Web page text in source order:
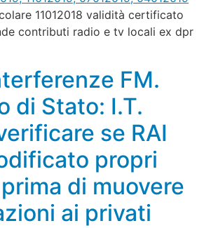
11012018 validità certificato
contributi radio e tv locali ex dpr
FM.
di Stato: I.T.
se RAI
propri
di muovere
ai privati